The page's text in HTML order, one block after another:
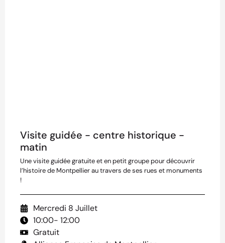
Visite guidée - centre historique -
matin
Une visite guidée gratuite et en petit groupe pour découvrir
l’histoire de Montpellier au travers de ses rues et monuments
!
Mercredi 8 Juillet
10:00- 12:00
Gratuit